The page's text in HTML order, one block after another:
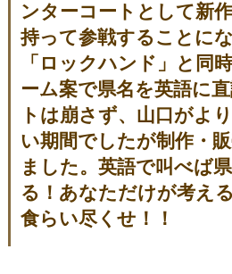
ンターコートとして新
持って参戦することに
「ロックハンド」と同
ーム案で県名を英語に
トは崩さず、山口がよ
い期間でしたが制作・
ました。英語で叫べば
る！あなただけが考え
食らい尽くせ！！